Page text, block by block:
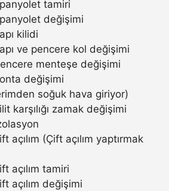
tamiri
değişimi
kilidi
ve pencere kol değişimi
menteşe değişimi
değişimi
soğuk hava giriyor)
karşılığı zamak değişimi
açılım (Çift açılım yaptırmak
açılım tamiri
açılım değişimi